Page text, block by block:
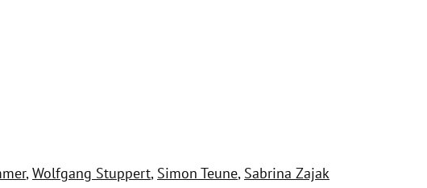
,Wolfgang Stuppert, Simon Teune, Sabrina Zajak